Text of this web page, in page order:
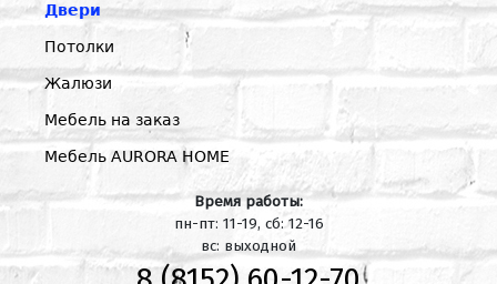
Двери
Потолки
Жалюзи
Мебель на заказ
Мебель AURORA HOME
Время работы:
пн-пт: 11-19, сб: 12-16
вс: выходной